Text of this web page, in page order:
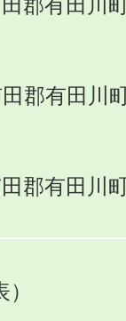
郡有田川
郡有田川